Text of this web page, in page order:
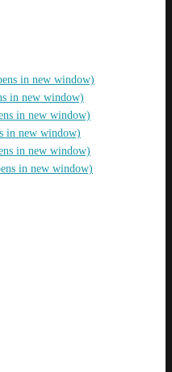
in new window)
in new window)
in new window)
in new window)
in new window)
in new window)